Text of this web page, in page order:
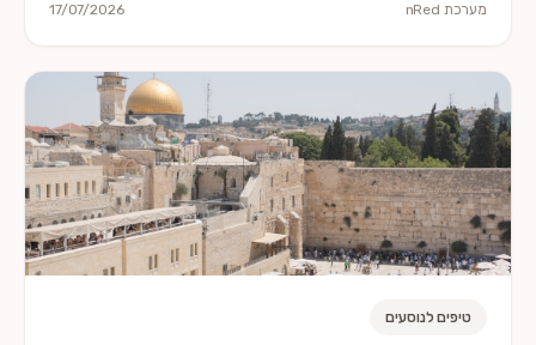
מערכת nRed 17/07/2026
טיפים לנוסעים